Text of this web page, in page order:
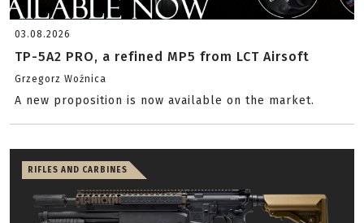
03.08.2026
TP-5A2 PRO, a refined MP5 from LCT Airsoft
Grzegorz Woźnica
A new proposition is now available on the market.
RIFLES AND CARBINES